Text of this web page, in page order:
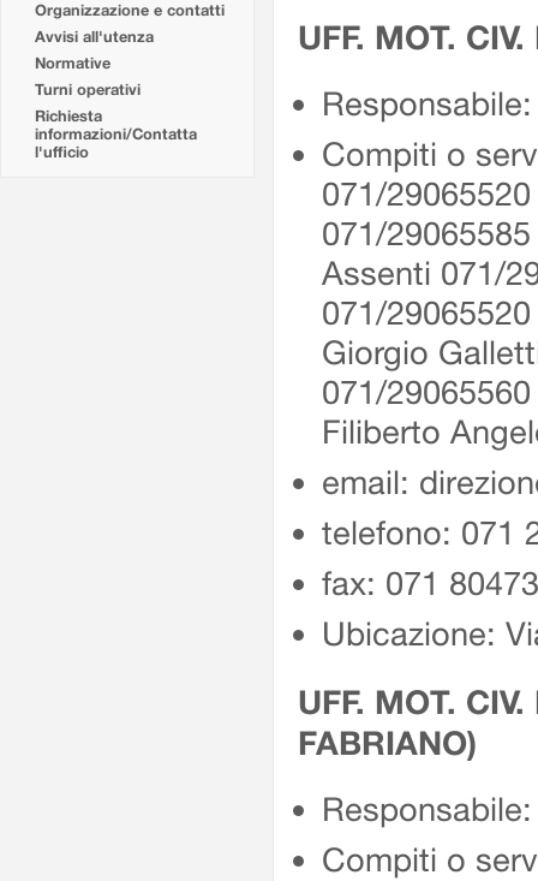
Organizzazione e contatti
Avvisi all'utenza
Normative
Turni operativi
Richiesta
informazioni/Contatta
l'ufficio
UFF. MOT.
Compiti o
071/
071/
Assenti 071/
071/
Giorgio
071/
Filiberto
email:
telefono: 071
fax: 071
Ubicazione:
UFF. MOT.
FABRIANO)
Compiti o